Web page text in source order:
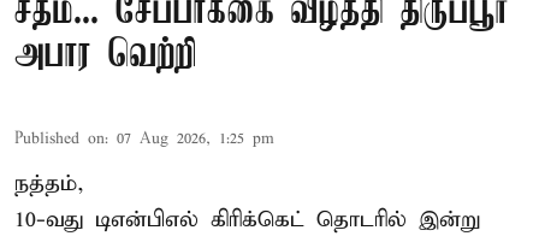
சதம்... சேப்பாக்கை வீழ்த்தி திருப்பூர்
அபார வெற்றி
Published on: 07 Aug 2026, 1:25 pm
நத்தம்,
10-வது டிஎன்பிஎல் கிரிக்கெட் தொடரில் இன்று